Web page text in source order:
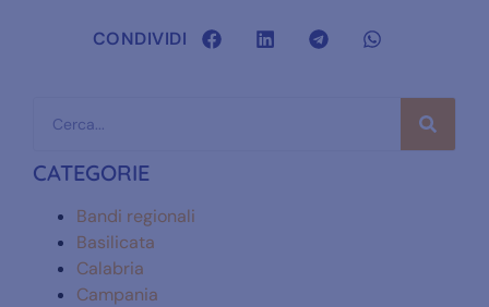
CONDIVIDI
CATEGORIE
Bandi regionali
Basilicata
Calabria
Campania